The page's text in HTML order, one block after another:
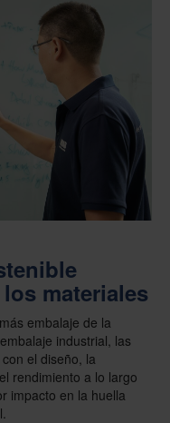
materiales
embalaje de la
industrial, las
el diseño, la
rendimiento a lo largo
impacto en la huella